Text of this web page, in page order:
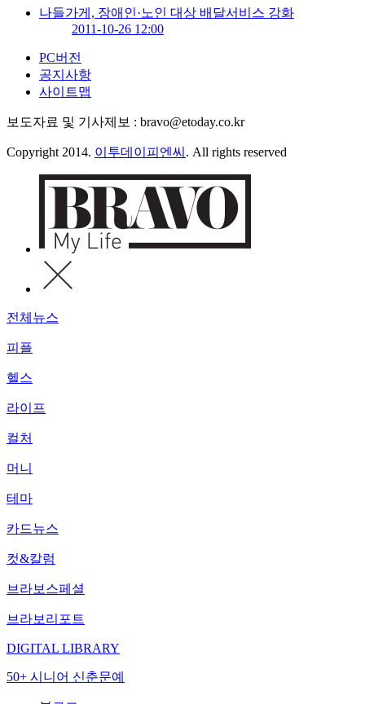
나들가게, 장애인·노인 대상 배달서비스 강화
2011-10-26 12:00
PC버전
공지사항
사이트맵
보도자료 및 기사제보 : bravo@etoday.co.kr
Copyright 2014. 이투데이피엔씨 . All rights reserved
전체뉴스
피플
헬스
라이프
컬처
머니
테마
카드뉴스
컷&칼럼
브라보스페셜
브라보리포트
DIGITAL LIBRARY
50+ 시니어 신춘문예